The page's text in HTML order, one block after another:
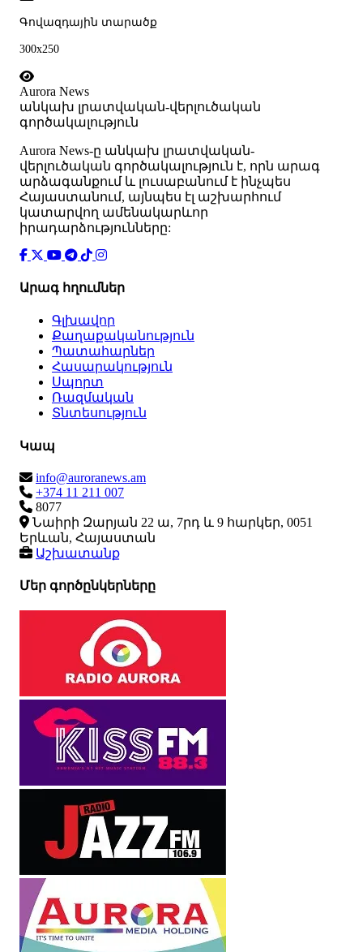
Գովազդային տարածք
300x250
Aurora News
անկախ լրատվական-վերլուծական
գործակալություն
Аurora News-ը անկախ լրատվական-
վերլուծական գործակալություն է, որն արագ
արձագանքում և լուսաբանում է ինչպես
Հայաստանում, այնպես էլ աշխարհում
կատարվող ամենակարևոր
իրադարձությունները:
Արագ հղումներ
Գլխավոր
Քաղաքականություն
Պատահարներ
Հասարակություն
Սպորտ
Ռազմական
Տնտեսություն
Կապ
info@auroranews.am
+374 11 211 007
8077
Նաիրի Զարյան 22 ա, 7րդ և 9 հարկեր, 0051
Երևան, Հայաստան
Աշխատանք
Մեր գործընկերները